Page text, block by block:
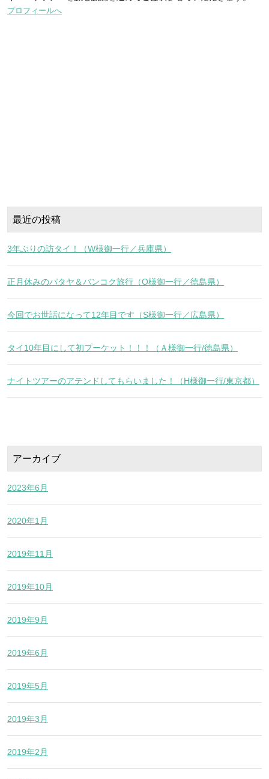
プロフィールへ
最近の投稿
3年ぶりの訪タイ！（W様御一行／兵庫県）
正月休みのパタヤ＆バンコク旅行（O様御一行／徳島県）
今回でお世話になって12年目です（S様御一行／広島県）
タイ10年目にして初プーケット！！！（Ａ様御一行/徳島県）
ナイトツアーのアテンドしてもらいました！（H様御一行/東京都）
アーカイブ
2023年6月
2020年1月
2019年11月
2019年10月
2019年9月
2019年6月
2019年5月
2019年3月
2019年2月